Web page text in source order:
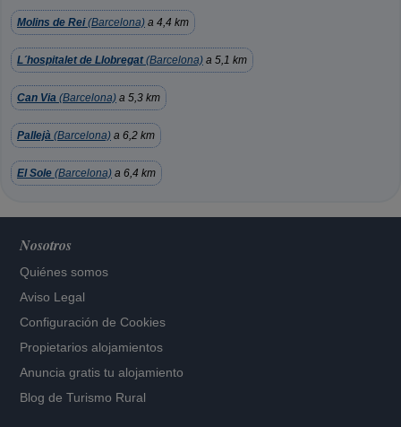
Molins de Rei(Barcelona) a 4,4 km
L´hospitalet de Llobregat(Barcelona) a 5,1 km
Can Via (Barcelona) a 5,3 km
Pallejà (Barcelona) a 6,2 km
El Sole (Barcelona) a 6,4 km
Nosotros
Quiénes somos
Aviso Legal
Configuración de Cookies
Propietarios alojamientos
Anuncia gratis tu alojamiento
Blog de Turismo Rural